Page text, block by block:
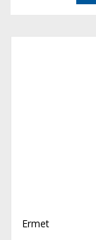
Ermet